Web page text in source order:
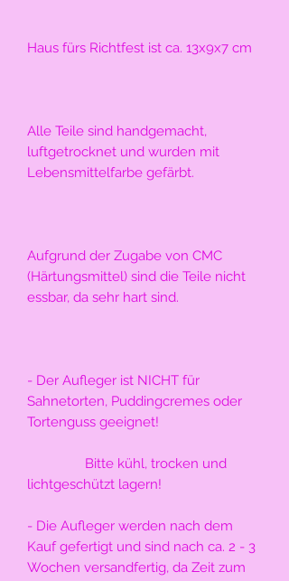
Haus fürs Richtfest ist ca. 13x9x7 cm
Alle Teile sind handgemacht,
luftgetrocknet und wurden mit
Lebensmittelfarbe gefärbt.
Aufgrund der Zugabe von CMC
(Härtungsmittel) sind die Teile nicht
essbar, da sehr hart sind.
- Der Aufleger ist NICHT für
Sahnetorten, Puddingcremes oder
Tortenguss geeignet!
lichtgeschützt lagern!
- Die Aufleger werden nach dem
Kauf gefertigt und sind nach ca. 2 - 3
Wochen versandfertig, da Zeit zum